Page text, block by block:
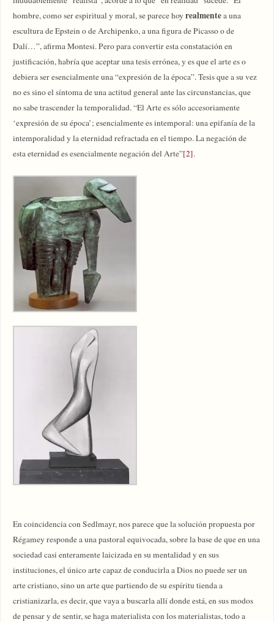
hombre, como ser espiritual y moral, se parece hoyrealmentea una
escultura de Epstein o de Archipenko, a una figura de Picasso o de
Dalí…”, afirma Montesi. Pero para convertir esta constatación en
justificación, habría que aceptar una tesis errónea, y es que el arte es o
debiera ser esencialmente una “expresión de la época”. Tesis que a su vez
no es sino el síntoma de una actitud general ante las circunstancias, que
no sabe trascender la temporalidad. “El Arte es sólo accesoriamente
‘expresión de su época’; esencialmente es intemporal: una epifanía de la
intemporalidad y la eternidad refractada en el tiempo. La negación de
esta eternidad es esencialmente negación del Arte”[2].
En coincidencia con Sedlmayr, nos parece que la solución propuesta por
Régamey responde a una pastoral equivocada, sobre la base de que en una
sociedad casi enteramente laicizada en su mentalidad y en sus
instituciones, el único arte capaz de conducirla a Dios no puede ser un
arte cristiano, sino un arte que partiendo de su espíritu tienda a
cristianizarla, es decir, que vaya a buscarla allí donde está, en sus modos
de pensar y de sentir, se haga materialista con los materialistas, todo a